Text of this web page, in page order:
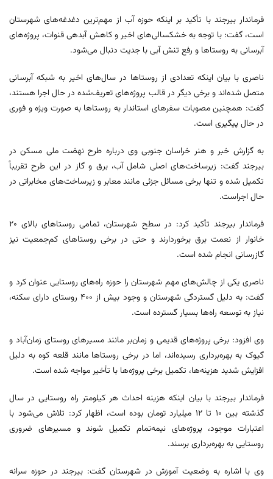
فرماندار بیرجند با تأکید بر اینکه حوزه آب از مهم‌ترین دغدغه‌های شهرستان
است، گفت: با توجه به خشکسالی‌های اخیر و کاهش آبدهی قنوات، پروژه‌های
آبرسانی به روستاها و رفع تنش آبی با جدیت دنبال می‌شود.
ناصری با بیان اینکه تعدادی از روستاها در سال‌های اخیر به شبکه آبرسانی
متصل شده‌اند و برخی دیگر در قالب پروژه‌های تعریف‌شده در حال اجرا هستند،
گفت: همچنین مصوبات سفرهای استاندار به روستاها به صورت ویژه و فوری
در حال پیگیری است.
به گزارش خبر و هنر خراسان جنوبی وی درباره طرح نهضت ملی مسکن در
بیرجند گفت: زیرساخت‌های اصلی شامل آب، برق و گاز در این طرح تقریباً
تکمیل شده و تنها برخی مسائل جزئی مانند معابر و زیرساخت‌های مخابراتی در
حال اجراست.
فرماندار بیرجند تأکید کرد: در سطح شهرستان، تمامی روستاهای بالای ۲۰
خانوار از نعمت برق برخوردارند و حتی در برخی روستاهای کم‌جمعیت نیز
گازرسانی انجام شده است.
ناصری یکی از چالش‌های مهم شهرستان را حوزه راه‌های روستایی عنوان کرد و
گفت: به دلیل گستردگی شهرستان و وجود بیش از ۴۰۰ روستای دارای سکنه،
نیاز به توسعه راه‌ها بسیار گسترده است.
وی افزود: برخی پروژه‌های قدیمی و زمان‌بر مانند مسیرهای روستای زمان‌آباد و
گیوک به بهره‌برداری رسیده‌اند، اما در برخی روستاها مانند قلعه کوه به دلیل
افزایش شدید هزینه‌ها، تکمیل برخی پروژه‌ها با تأخیر مواجه شده است.
فرماندار بیرجند با بیان اینکه هزینه احداث هر کیلومتر راه روستایی در سال
گذشته بین ۱۰ تا ۱۲ میلیارد تومان بوده است، اظهار کرد: تلاش می‌شود با
اعتبارات موجود، پروژه‌های نیمه‌تمام تکمیل شوند و مسیرهای ضروری
روستایی به بهره‌برداری برسند.
وی با اشاره به وضعیت آموزش در شهرستان گفت: بیرجند در حوزه سرانه